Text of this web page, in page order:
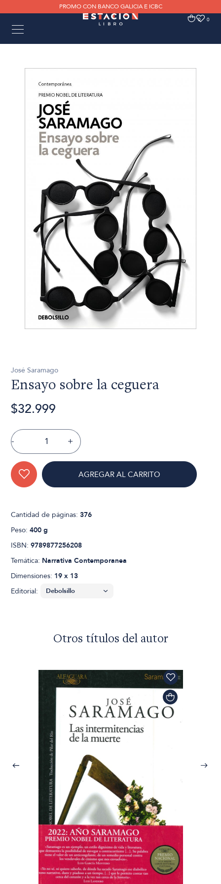
PROMO CON BANCO GALICIA E ICBC
0 0
José Saramago
Ensayo sobre la ceguera
$32.999
- +
AGREGAR AL CARRITO
Cantidad de páginas:376
Peso:400 g
ISBN:9789877256208
Temática: Narrativa Contemporanea
Dimensiones: 19 x 13
Editorial:
Otros títulos del autor